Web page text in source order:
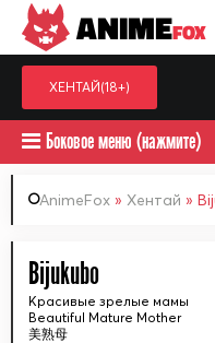
Выберите одну
ANIMEFOX
ХЕНТАЙ(18+)
Боковое меню (нажмите)
AnimeFox » Хентай »
Bijukubo
Красивые зрелые мамы
Beautiful Mature Mother
美熟母